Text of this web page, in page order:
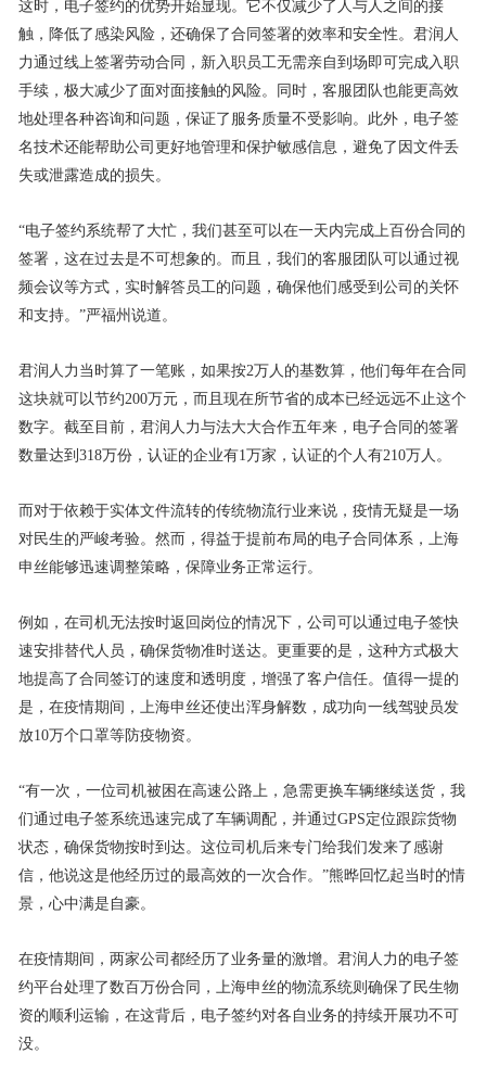
这时，电子签约的优势开始显现。它不仅减少了人与人之间的接
触，降低了感染风险，还确保了合同签署的效率和安全性。君润人
力通过线上签署劳动合同，新入职员工无需亲自到场即可完成入职
手续，极大减少了面对面接触的风险。同时，客服团队也能更高效
地处理各种咨询和问题，保证了服务质量不受影响。此外，电子签
名技术还能帮助公司更好地管理和保护敏感信息，避免了因文件丢
失或泄露造成的损失。
“电子签约系统帮了大忙，我们甚至可以在一天内完成上百份合同的
签署，这在过去是不可想象的。而且，我们的客服团队可以通过视
频会议等方式，实时解答员工的问题，确保他们感受到公司的关怀
和支持。”严福州说道。
君润人力当时算了一笔账，如果按2万人的基数算，他们每年在合同
这块就可以节约200万元，而且现在所节省的成本已经远远不止这个
数字。截至目前，君润人力与法大大合作五年来，电子合同的签署
数量达到318万份，认证的企业有1万家，认证的个人有210万人。
而对于依赖于实体文件流转的传统物流行业来说，疫情无疑是一场
对民生的严峻考验。然而，得益于提前布局的电子合同体系，上海
申丝能够迅速调整策略，保障业务正常运行。
例如，在司机无法按时返回岗位的情况下，公司可以通过电子签快
速安排替代人员，确保货物准时送达。更重要的是，这种方式极大
地提高了合同签订的速度和透明度，增强了客户信任。值得一提的
是，在疫情期间，上海申丝还使出浑身解数，成功向一线驾驶员发
放10万个口罩等防疫物资。
“有一次，一位司机被困在高速公路上，急需更换车辆继续送货，我
们通过电子签系统迅速完成了车辆调配，并通过GPS定位跟踪货物
状态，确保货物按时到达。这位司机后来专门给我们发来了感谢
信，他说这是他经历过的最高效的一次合作。”熊晔回忆起当时的情
景，心中满是自豪。
在疫情期间，两家公司都经历了业务量的激增。君润人力的电子签
约平台处理了数百万份合同，上海申丝的物流系统则确保了民生物
资的顺利运输，在这背后，电子签约对各自业务的持续开展功不可
没。